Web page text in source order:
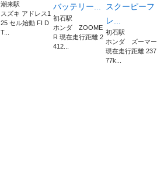
潮来駅
スズキ アドレス1
25 セル始動 FI D
T...
バッテリー...
初石駅
ホンダ ZOOME
R 現在走行距離 2
412...
スクーピーフ
レ...
初石駅
ホンダ ズーマー
現在走行距離 237
77k...